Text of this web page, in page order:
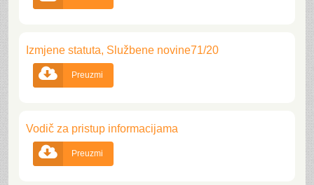
Izmjene statuta, Službene novine71/20
 Preuzmi
Vodič za pristup informacijama
 Preuzmi